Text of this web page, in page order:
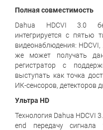
Полная совместимость
Dahua HDCVI 3.0
интегрируется с пятью
видеонаблюдения:
же может получать
регистратор с
выступать как точка
ИК-сенсоров, детекторов
Ультра HD
Технология Dahua HDCVI
end передачу